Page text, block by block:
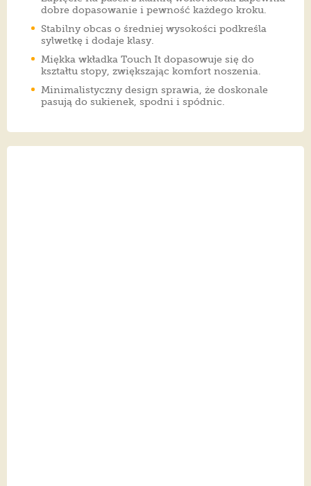
dobre dopasowanie i pewność każdego kroku.
Stabilny obcas o średniej wysokości podkreśla
sylwetkę i dodaje klasy.
Miękka wkładka Touch It dopasowuje się do
kształtu stopy, zwiększając komfort noszenia.
Minimalistyczny design sprawia, że doskonale
pasują do sukienek, spodni i spódnic.